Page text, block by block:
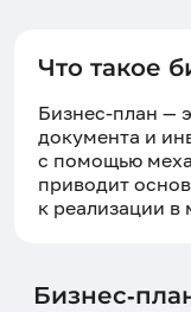
Что такое
Бизнес-план —
документа и
с помощью
приводит
к реализации
Бизнес-